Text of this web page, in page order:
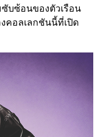
บซ้อนของตัวเรือน
คอลเลกชันนี้ที่เปิด